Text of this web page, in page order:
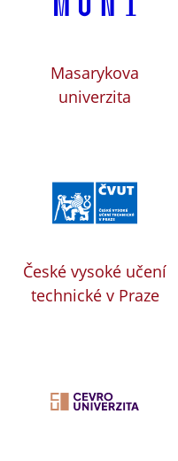
Masarykova
univerzita
České vysoké učení
technické v Praze